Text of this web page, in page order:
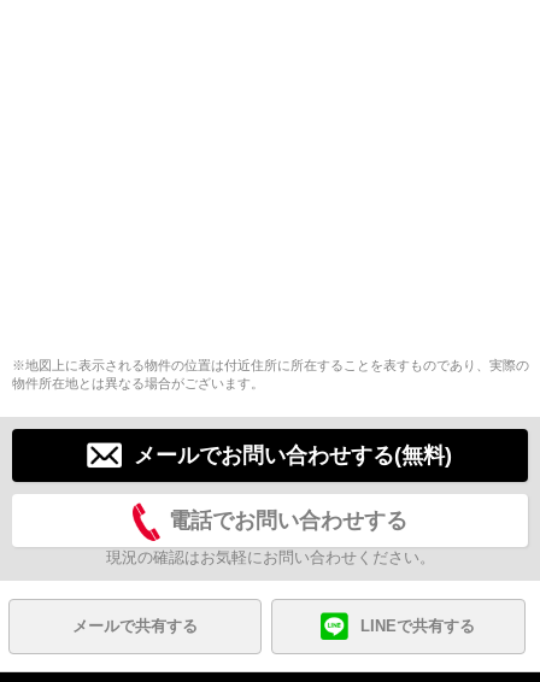
※地図上に表示される物件の位置は付近住所に所在することを表すものであり、実際の
物件所在地とは異なる場合がございます。
メールでお問い合わせする(無料)
電話でお問い合わせする
現況の確認はお気軽にお問い合わせください。
メールで共有する LINEで共有する